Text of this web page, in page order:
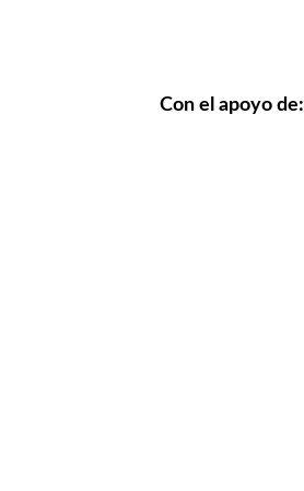
Con el apoyo de: